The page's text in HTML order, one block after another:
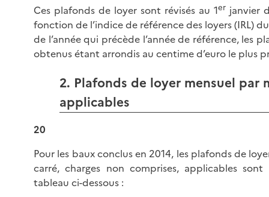
Ces plafonds de loyer sont révisés au 1er janvier
fonction de l’indice de référence des loyers (IRL)
de l’année qui précède l’année de référence, les
obtenus étant arrondis au centime d’euro le plus
2. Plafonds de loyer mensuel par
applicables
20
Pour les baux conclus en 2014, les plafonds de
carré, charges non comprises, applicables
tableau ci-dessous :